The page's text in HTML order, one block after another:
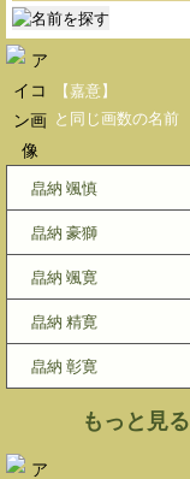
【嘉意】
と同じ画数の名前
皛納 颯慎
皛納 豪獅
皛納 颯寛
皛納 精寛
皛納 彰寛
もっと見る